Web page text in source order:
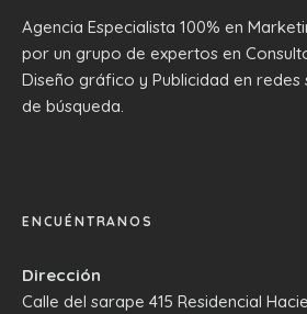
Agencia Especialista 100% en
por un grupo de expertos en
Diseño gráfico y Publicidad en
de búsqueda.
ENCUÉNTRANOS
Dirección
Calle del sarape 415 Residencial